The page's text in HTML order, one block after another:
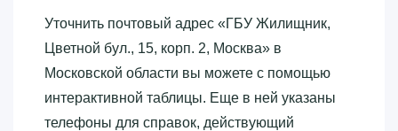
Уточнить почтовый адрес «‎ГБУ Жилищник,
Цветной бул., 15, корп. 2, Москва»‎ в
Московской области вы можете с помощью
интерактивной таблицы. Еще в ней указаны
телефоны для справок, действующий